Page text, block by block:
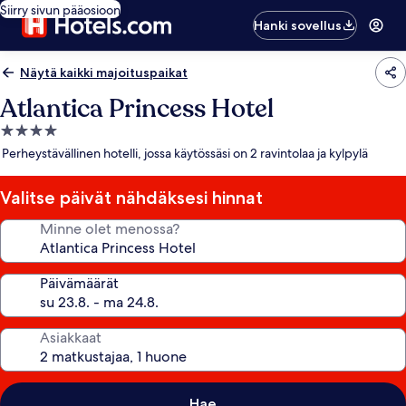
Siirry sivun pääosioon
Hanki sovellus
Näytä kaikki majoituspaikat
Atlantica Princess Hotel
4.0
tähden
Perheystävällinen hotelli, jossa käytössäsi on 2 ravintolaa ja kylpylä
Valitse päivät nähdäksesi hinnat
Minne olet menossa?
Päivämäärät
Asiakkaat